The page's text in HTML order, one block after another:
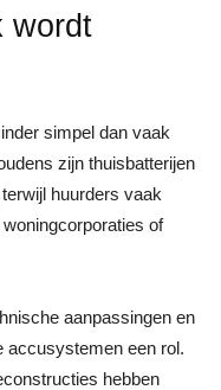
wordt
simpel dan vaak
zijn thuisbatterijen
huurders vaak
of
aanpassingen en
accusystemen een rol.
hebben